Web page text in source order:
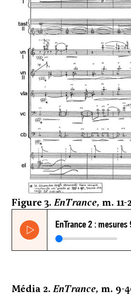
Figure 3.EnTrance, m.
Média 2.EnTrance, m. 9-